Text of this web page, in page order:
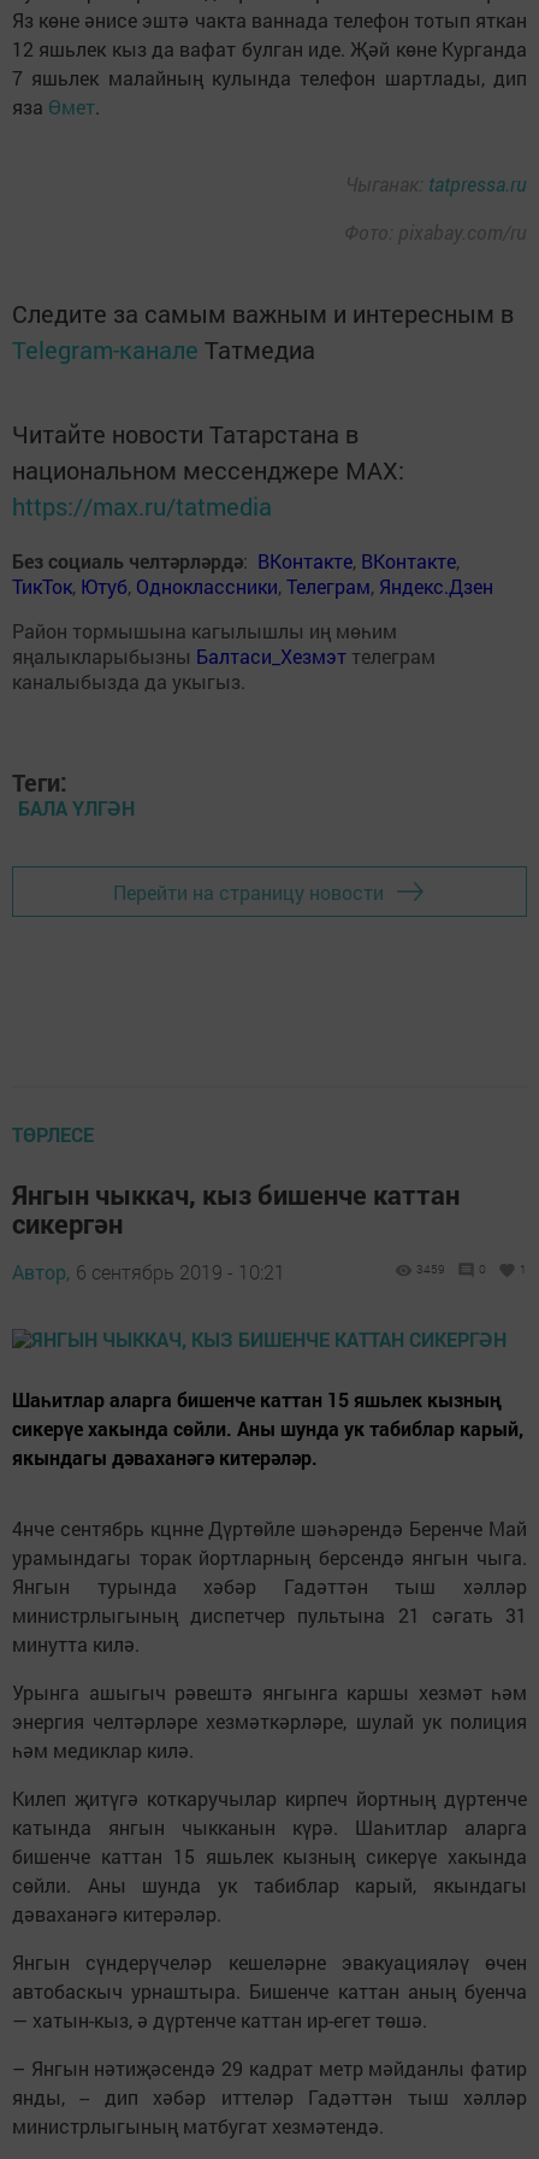
Яз көне әнисе эштә чакта ваннада телефон тотып яткан
12 яшьлек кыз да вафат булган иде. Җәй көне Курганда
7 яшьлек малайның кулында телефон шартлады, дип
яза Өмет.
Чыганак: tatpressa.ru
Фото: pixabay.com/ru
Следите за самым важным и интересным в
Telegram-канале Татмедиа
Читайте новости Татарстана в
национальном мессенджере MАХ:
https://max.ru/tatmedia
Без социаль челтәрләрдә: ВКонтакте, ВКонтакте,
ТикТок, Ютуб, Одноклассники,Телеграм, Яндекс.Дзен
Район тормышына кагылышлы иң мөһим
яңалыкларыбызны Балтаси_Хезмэт телеграм
каналыбызда да укыгыз.
Теги:
БАЛА ҮЛГӘН
Перейти на страницу новости
ТӨРЛЕСЕ
Янгын чыккач, кыз бишенче каттан
сикергән
Автор, 6 сентябрь 2019 - 10:21 3459 0 1
Шаһитлар аларга бишенче каттан 15 яшьлек кызның
сикерүе хакында сөйли. Аны шунда ук табиблар карый,
якындагы дәваханәгә китерәләр.
4нче сентябрь кцнне Дүртөйле шәһәрендә Беренче Май
урамындагы торак йортларның берсендә янгын чыга.
Янгын турында хәбәр Гадәттән тыш хәлләр
министрлыгының диспетчер пультына 21 сәгать 31
минутта килә.
Урынга ашыгыч рәвештә янгынга каршы хезмәт һәм
энергия челтәрләре хезмәткәрләре, шулай ук полиция
һәм медиклар килә.
Килеп җитүгә коткаручылар кирпеч йортның дүртенче
катында янгын чыкканын күрә. Шаһитлар аларга
бишенче каттан 15 яшьлек кызның сикерүе хакында
сөйли. Аны шунда ук табиблар карый, якындагы
дәваханәгә китерәләр.
Янгын сүндерүчеләр кешеләрне эвакуацияләү өчен
автобаскыч урнаштыра. Бишенче каттан аның буенча
— хатын-кыз, ә дүртенче каттан ир-егет төшә.
– Янгын нәтиҗәсендә 29 кадрат метр мәйданлы фатир
янды, -- дип хәбәр иттеләр Гадәттән тыш хәлләр
министрлыгының матбугат хезмәтендә.